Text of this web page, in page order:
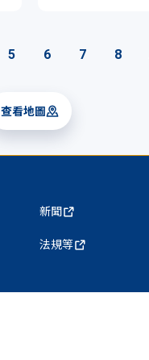
5 6 7 8
查看地圖
新聞
法規等